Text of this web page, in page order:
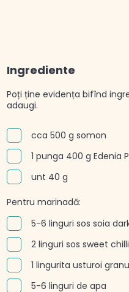
Ingrediente
Poți ține evidența bifînd
adaugi.
cca 500 g somon
1 punga 400 g Edenia
unt 40 g
Pentru marinadă:
5-6 linguri sos soia
2 linguri sos sweet chilli
1 lingurita usturoi
5-6 linguri de apa